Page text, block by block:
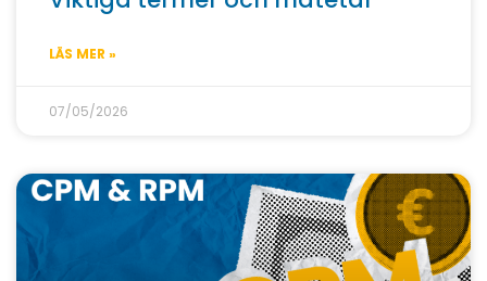
LÄS MER »
07/05/2026